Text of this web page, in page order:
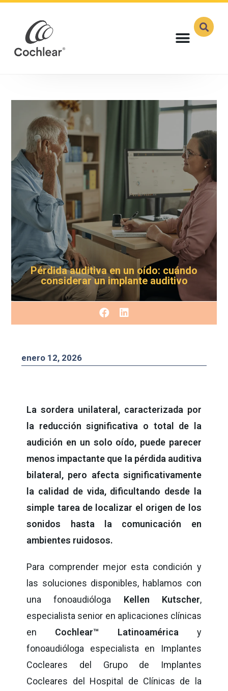
Pérdida auditiva en un oído: cuándo
considerar un implante auditivo
enero 12, 2026
La sordera unilateral, caracterizada por
la reducción significativa o total de la
audición en un solo oído, puede parecer
menos impactante que la pérdida auditiva
bilateral, pero afecta significativamente
la calidad de vida, dificultando desde la
simple tarea de localizar el origen de los
sonidos hasta la comunicación en
ambientes ruidosos.
Para comprender mejor esta condición y
las soluciones disponibles, hablamos con
una fonoaudióloga Kellen Kutscher,
especialista senior en aplicaciones clínicas
en Cochlear™ Latinoamérica y
fonoaudióloga especialista en Implantes
Cocleares del Grupo de Implantes
Cocleares del Hospital de Clínicas de la